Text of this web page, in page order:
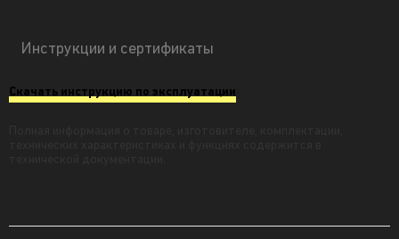
Инструкции и сертификаты
Скачать инструкцию по эксплуатации